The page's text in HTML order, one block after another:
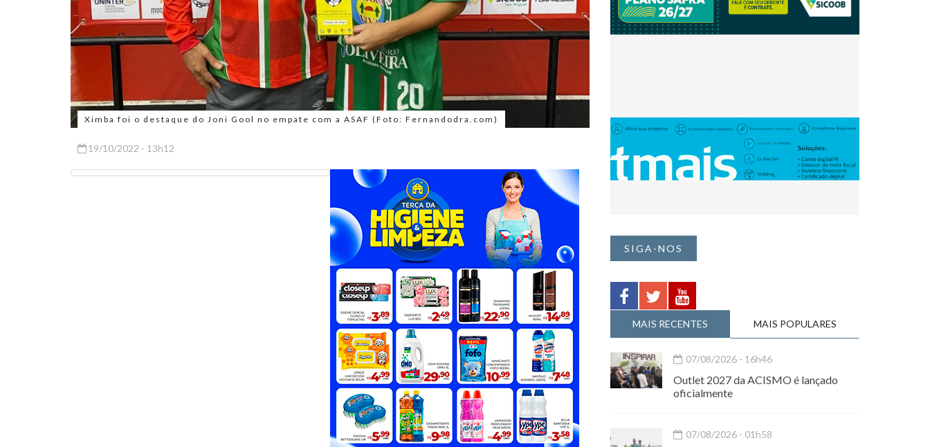
Ximba foi o destaque do Joni Gool no empate com a ASAF (Foto: Fernandodra.com)
19/10/2022 - 13h12
SIGA-NOS
MAIS RECENTES MAIS POPULARES
07/08/2026 - 16h46
Outlet 2027 da ACISMO é lançado
oficialmente
07/08/2026 - 01h58